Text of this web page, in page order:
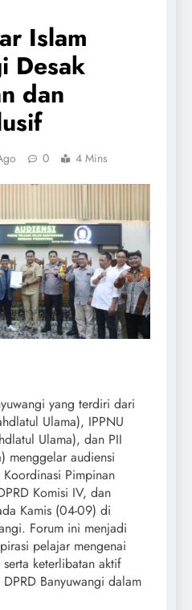
Islam
Desak
dan
0 4 Mins
yang terdiri dari
Ulama), IPPNU
Ulama), dan PII
menggelar audiensi
Pimpinan
Komisi IV, dan
Kamis (04-09) di
Forum ini menjadi
pelajar mengenai
keterlibatan aktif
Banyuwangi dalam